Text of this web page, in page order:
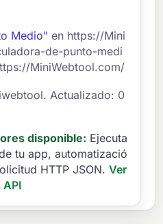
Medio" en https://Mini
de-punto-medi
MiniWebtool.com/
Actualizado: 0
disponible: Ejecuta
tu app, automatizació
HTTP JSON. Ver